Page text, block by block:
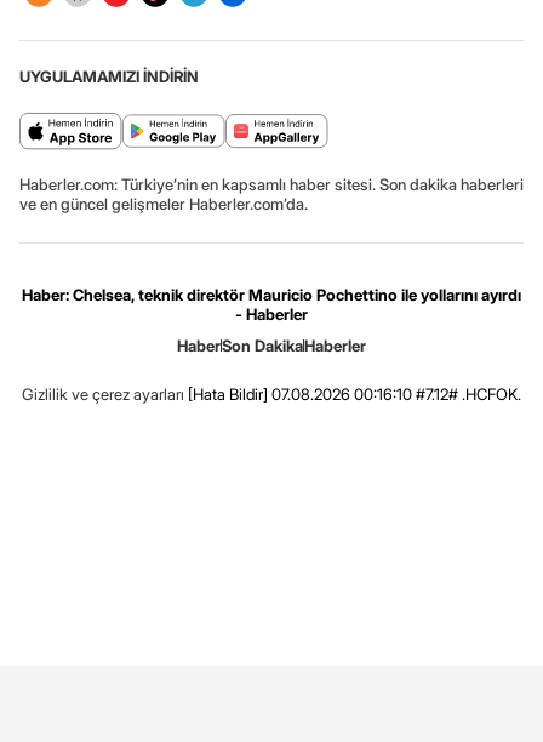
UYGULAMAMIZI İNDİRİN
Haberler.com: Türkiye’nin en kapsamlı haber sitesi. Son dakika haberleri
ve en güncel gelişmeler Haberler.com’da.
Haber: Chelsea, teknik direktör Mauricio Pochettino ile yollarını ayırdı
- Haberler
HaberSon DakikaHaberler
Gizlilik ve çerez ayarları [Hata Bildir] 07.08.2026 00:16:10 #7.12# .HCFOK.